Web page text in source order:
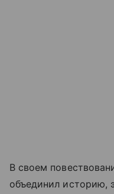
В своем
объединил историю,